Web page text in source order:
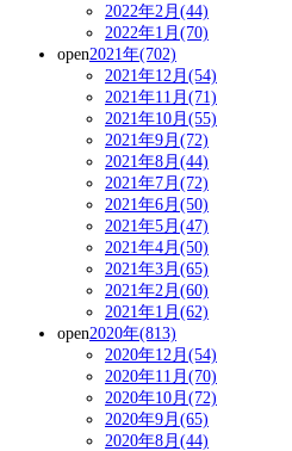
2022年2月(44)
2022年1月(70)
open2021年(702)
2021年12月(54)
2021年11月(71)
2021年10月(55)
2021年9月(72)
2021年8月(44)
2021年7月(72)
2021年6月(50)
2021年5月(47)
2021年4月(50)
2021年3月(65)
2021年2月(60)
2021年1月(62)
open2020年(813)
2020年12月(54)
2020年11月(70)
2020年10月(72)
2020年9月(65)
2020年8月(44)